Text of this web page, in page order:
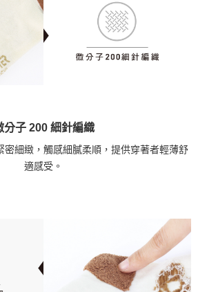
分子 200 細針編織
密細緻，觸感細膩柔順，提供穿著者輕薄舒
適感受。